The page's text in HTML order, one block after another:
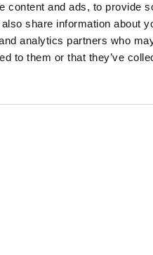
content and ads, to provide
share information about
analytics partners who
to them or that they’ve
i